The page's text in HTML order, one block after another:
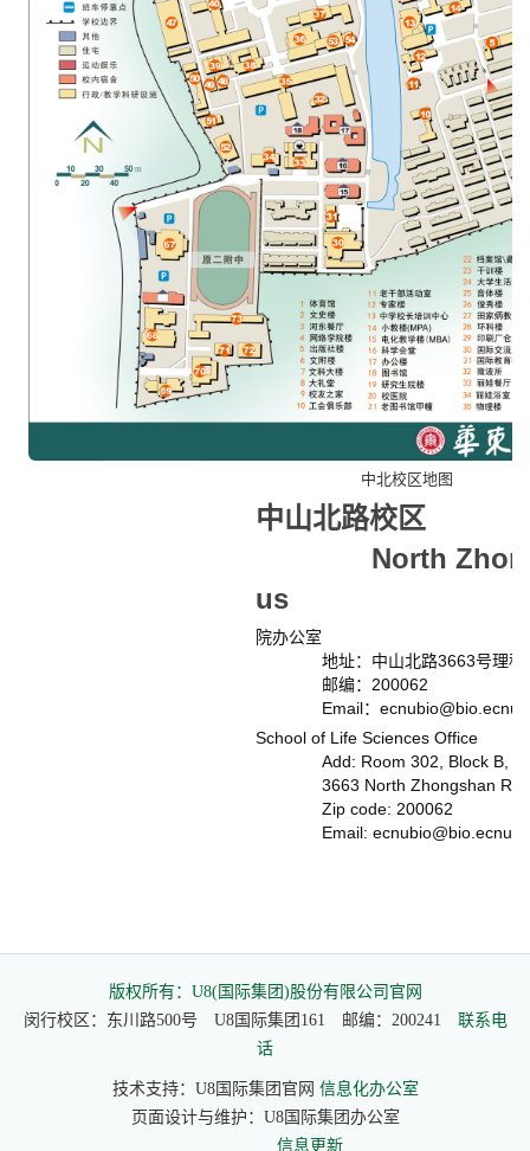
中北校区地图
中山北路校区
North
us
院办公室
地址：中山北路3663号理科
邮编：200062
Email：
School of Life Sciences Office
Add: Room 302, Block B,
3663 North Zhongshan Road,
Zip code: 200062
Email:
版权所有：U8(国际集团)股份有限公司官网
闵行校区：东川路500号 U8国际集团161 邮编：200241 联系电
话
技术支持：U8国际集团官网 信息化办公室
页面设计与维护：U8国际集团办公室
信息更新